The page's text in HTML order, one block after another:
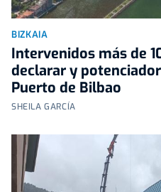
BIZKAIA
Intervenidos más de
declarar y
Puerto de Bilbao
SHEILA GARCÍA